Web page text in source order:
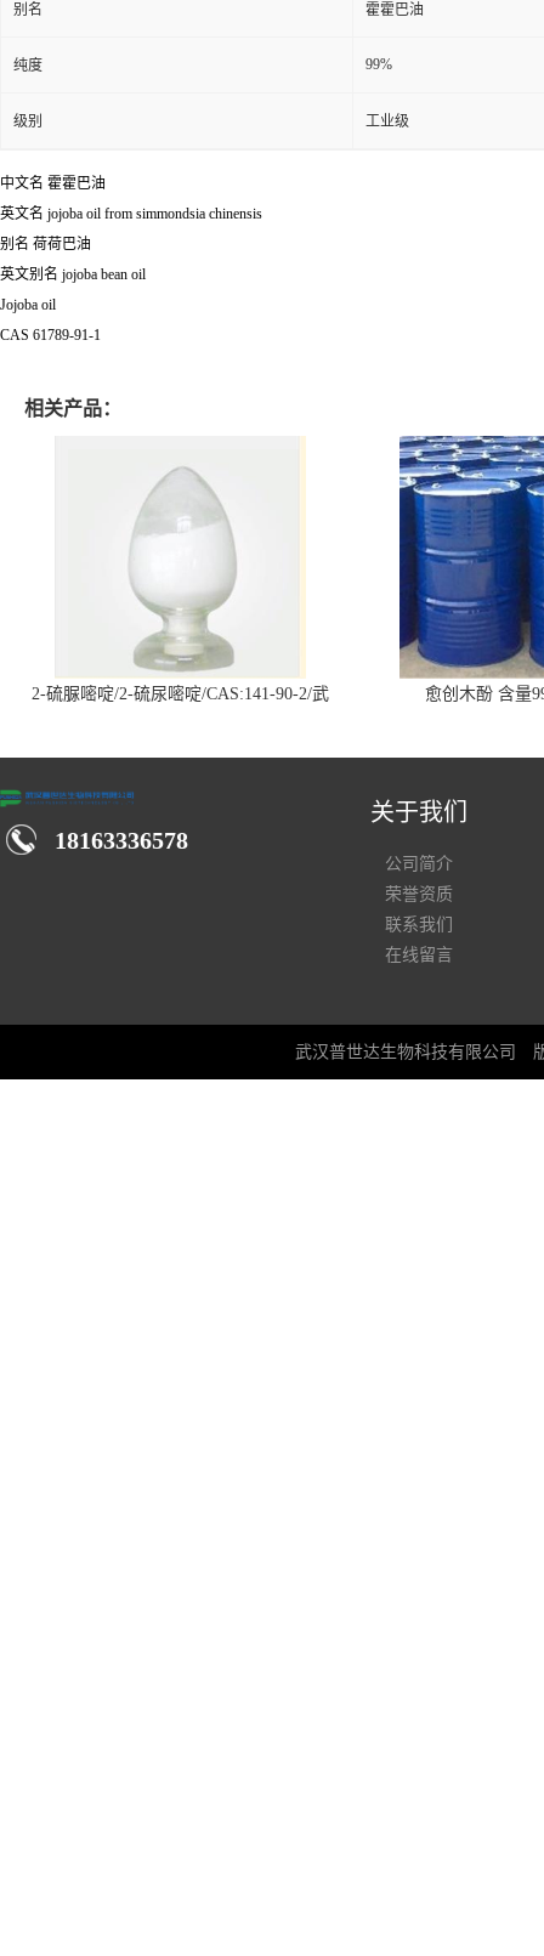
别名 霍霍巴油
纯度 99%
级别 工业级
中文名 霍霍巴油
英文名 jojoba oil from simmondsia chinensis
别名 荷荷巴油
英文别名 jojoba bean oil
Jojoba oil
CAS 61789-91-1
相关产品：
2-硫脲嘧啶/2-硫尿嘧啶/CAS:141-90-2/武
愈创木酚 含量
18163336578
关于我们
公司简介
荣誉资质
联系我们
在线留言
武汉普世达生物科技有限公司